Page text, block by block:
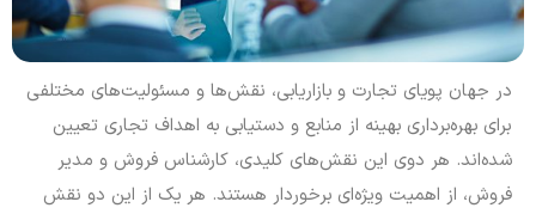
در جهان پویای تجارت و بازاریابی، نقش‌ها و مسئولیت‌های مختلفی
برای بهره‌برداری بهینه از منابع و دستیابی به اهداف تجاری تعیین
شده‌اند. هر دوی این نقش‌های کلیدی، کارشناس فروش و مدیر
فروش، از اهمیت ویژه‌ای برخوردار هستند. هر یک از این دو نقش